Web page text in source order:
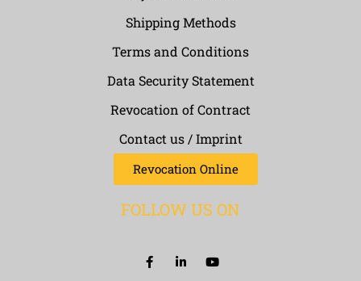
Shipping Methods
Terms and Conditions
Data Security Statement
Revocation of Contract
Contact us / Imprint
Revocation Online
FOLLOW US ON